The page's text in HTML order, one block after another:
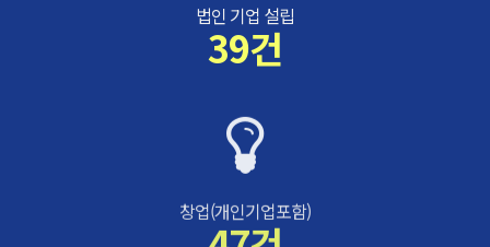
법인 기업 설립
39건
창업(개인기업포함)
47건